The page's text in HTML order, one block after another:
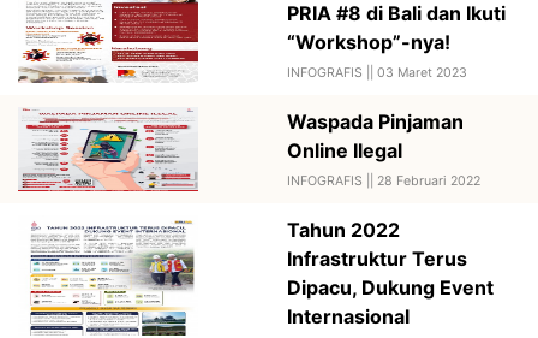
PRIA #8 di Bali dan Ikuti
“Workshop”-nya!
INFOGRAFIS || 03 Maret 2023
Waspada Pinjaman
Online Ilegal
INFOGRAFIS || 28 Februari 2022
Tahun 2022
Infrastruktur Terus
Dipacu, Dukung Event
Internasional